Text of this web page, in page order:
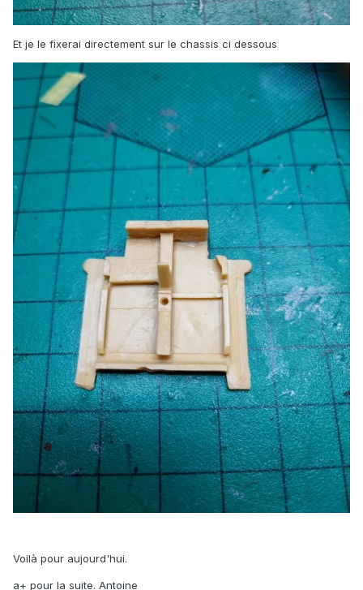
Et je le fixerai directement sur le chassis ci dessous
Voilà pour aujourd'hui.
a+ pour la suite. Antoine